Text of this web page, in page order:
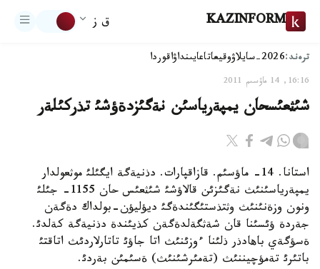
KAZINFORM ق ز
ترەند:2026-سايلاۋ وقيعاتاعايىنداۋاقوردا
16:16, 14 ماۋسىم 2011
شئثعئسحان يمپةرياسئن نةگئزدةؤشئ تذركئلةر
استانا. 14- ماؤسئم. قازاقپارات. دذنيةگة ايگئلئ موثعولدار
يمپةرياسئنئث نةگئزئن قالاؤشئ شئثعئس حان 1155- جئلئ
ونون وزةنئنئث وثتذستئگئندةگئ ديؤليؤن-بولداك دةگةن
جةردة ؤئسئنا قان شةثگةلدةگةن كذيئندة دذنيةگة كةلدئ.
ةسؤگةي باهادذر ذلئنا ءوزئنئث اتا جاؤئ تاتارلاردئث اتاقتئ
باتئرئ تةمؤچيننئث (تةمئرشئنئث) ةسئمئن بةردئ.